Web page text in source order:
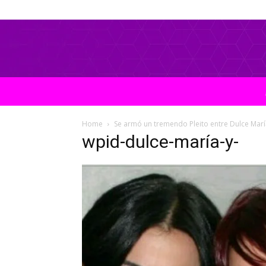
Home Se armó un tremendo Pleito entre Dulce
wpid-dulce-maría-y-